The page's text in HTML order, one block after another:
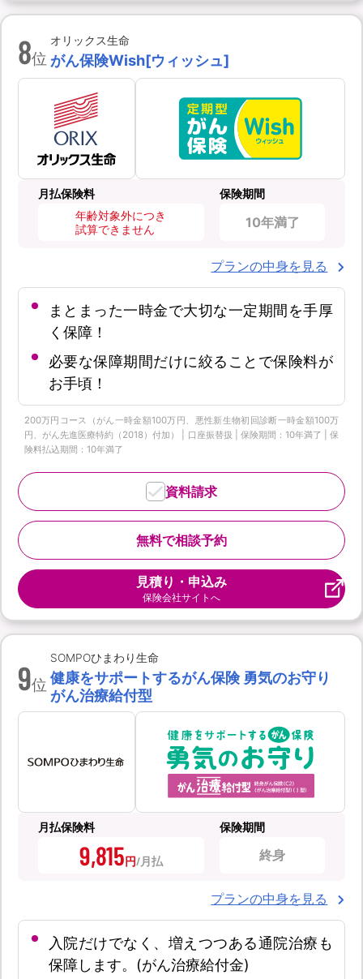
8位
オリックス生命
がん保険Wish[ウィッシュ]
月払保険料
年齢対象外につき
試算できません
保険期間
10年満了
プランの中身を見る
まとまった一時金で大切な一定期間を手厚
く保障！
必要な保障期間だけに絞ることで保険料が
お手頃！
200万円コース（がん一時金額100万円、悪性新生物初回診断一時金額100万
円、がん先進医療特約（2018）付加） | 口座振替扱 | 保険期間：10年満了 | 保
険料払込期間：10年満了
無料で相談予約
資料請求
見積り・申込み
保険会社サイトへ
9位
SOMPOひまわり生命
健康をサポートするがん保険 勇気のお守り
がん治療給付型
月払保険料
9,815 円
保険期間
終身
プランの中身を見る
入院だけでなく、増えつつある通院治療も
保障します。(がん治療給付金)